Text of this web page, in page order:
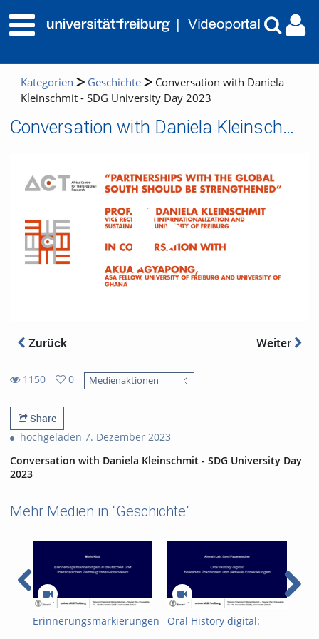
Kategorien Geschichte
Conversation with Daniela
Kleinschmit - SDG University Day 2023
Conversation with Daniela Kleinschmit - SDG University Day 2023
Zurück Weiter
1150
views
0
favorites
Medienaktionen
Share
hochgeladen 7. Dezember 2023
Conversation with Daniela Kleinschmit - SDG University Day
2023
Mehr Medien in "Geschichte"
Erinnerungsmarkierungen
Oral History digital: